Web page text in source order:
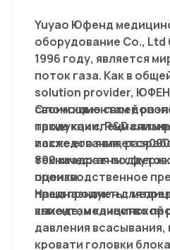
Yuyao Юфенд
оборудование Co., Ltd
1996 году, является
поток газа. Как в
solution provider,
своим клиентам
такие как
исследования,
техническая
оценки.
С помощью своей
продукции, R&D
также его
800 квадратных футов
производственное
предназначен для
клиентам качество
Наши продукты:
выходе, медицинской
давления
кровати головки